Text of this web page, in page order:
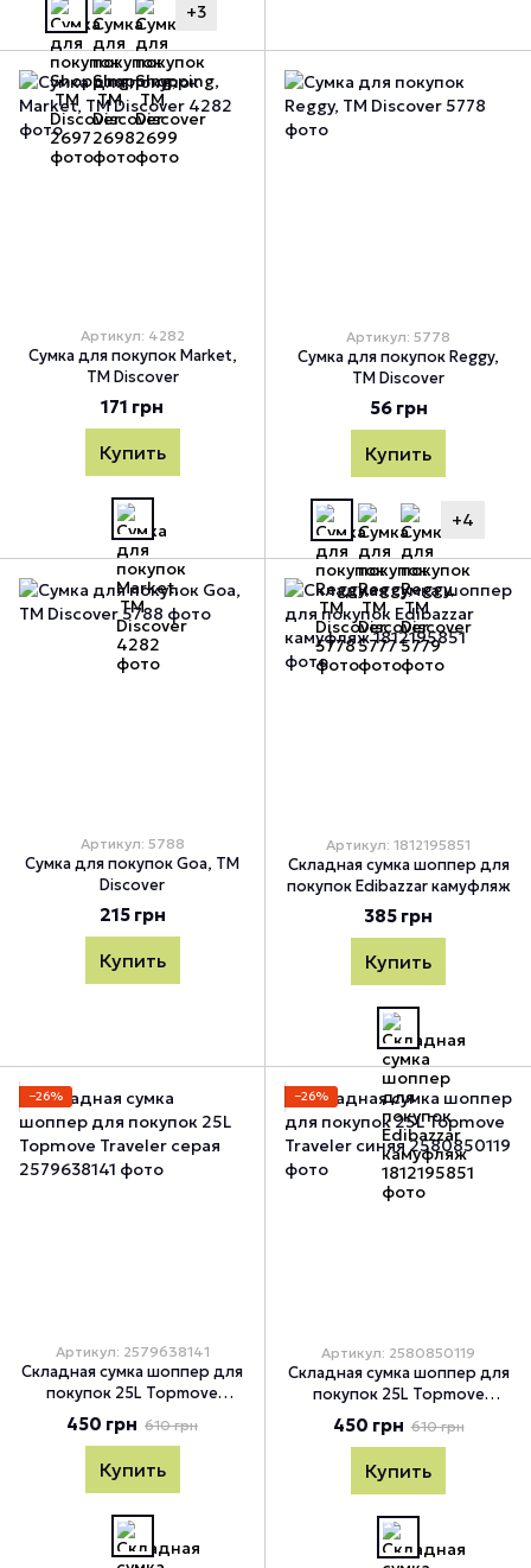
+3
Артикул: 4282
Сумка для покупок Market,
TM Discover
171 грн
Купить
Артикул: 5778
Сумка для покупок Reggy,
TM Discover
56 грн
Купить
+4
Артикул: 5788
Сумка для покупок Goa, TM
Discover
215 грн
Купить
Артикул: 1812195851
Складная сумка шоппер для
покупок Edibazzar камуфляж
385 грн
Купить
−26%
Артикул: 2579638141
Складная сумка шоппер для
покупок 25L Topmove
Traveler серая, Серый
450 грн 610 грн
Купить
−26%
Артикул: 2580850119
Складная сумка шоппер для
покупок 25L Topmove
Traveler синяя, Синий
450 грн 610 грн
Купить